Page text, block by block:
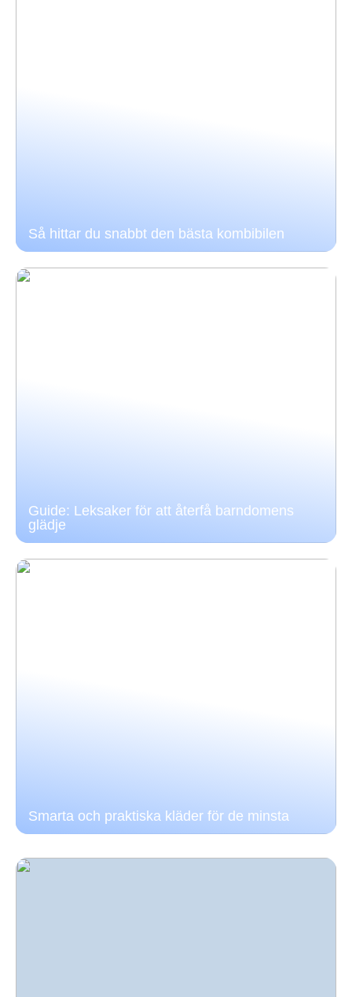
Så hittar du snabbt den bästa kombibilen
Guide: Leksaker för att återfå barndomens
glädje
Smarta och praktiska kläder för de minsta